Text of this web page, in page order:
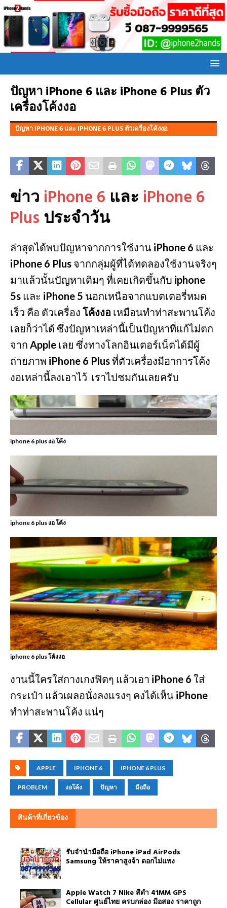
ปัญหา iPhone 6 และ iPhone 6 Plus ตัว
เครื่องโค้งงอ
ปัญหา IPHONE 6 และ IPHONE 6 PLUS ตัวเครื่องโค้งงอ
ข่าว iPhone 6 และ iPhone 6
Plusประจำวัน
ล่าสุดได้พบปัญหาจากการใช้งาน iPhone 6 และ
iPhone 6 Plus จากกลุ่มผู้ที่ได้ทดลองใช้งานจริงๆ
มาแล้วนั้นปัญหาเดิมๆ ที่เคยเกิดขึ้นกับ iphone
5s และ iPhone 5 นอกเหนือจากแบตเตอรี่หมด
เร็ว คือ ตัวเครื่อง โค้งงอ เหมือนทำท่าสะพานโค้ง
เลยก็ว่าได้ ซึ่งปัญหาเหล่านี้เป็นปัญหาที่แก้ไม่ตก
จาก Apple เลย ซึ่งทางโลกอินเตอร์เน็ตได้มีผู้
ถ่ายภาพ iPhone 6 Plusที่ตัวเครื่องมีอาการโค้ง
งอเหล่านี้ลงเอาไว้ เราไปชมกันเลยครับ
iphone 6 plus งอ โค้ง
iphone 6 plus งอ โค้ง
iphone 6 plus โค้งงอ
งานนี้ใครใส่กางเกงฟิตๆ แล้วเอา iPhone 6 ใส่
กระเป๋า แล้วเผลอนั่งลงแรงๆ คงได้เห็น iPhone
ทำท่าสะพานโค้ง แน่ๆ
APPLE IPHONE 6 IPHONE 6 PLUS
PROBLEM งอโค้ง ปัญหา มือถือ
สินค้าที่เกี่ยวข้อง
รับจำนำมือถือ iPhone iPad AirPods
Samsung ให้ราคาสูงจ้า ดอกไม่แพง
Apple Watch 7 Nike สีดำ 41MM GPS
Cellular ศูนย์ไทย ครบกล่อง มือสอง ราคาถูก